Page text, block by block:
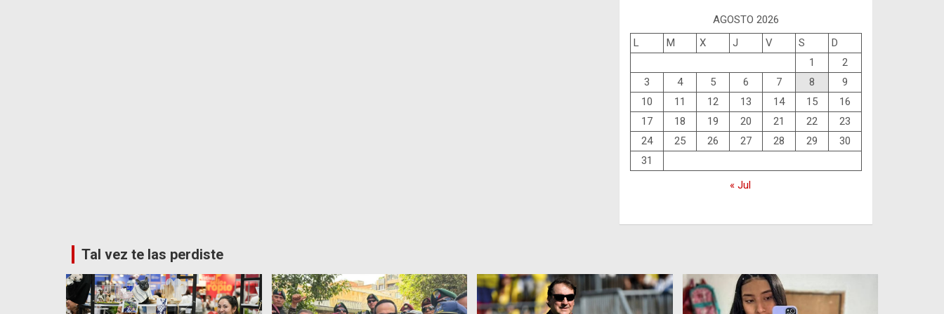
AGOSTO 2026
L
M X J V S
D
1
2
3
4 5 6 7 8
9
10
11 12 13 14 15
16
17
18 19 20 21 22
23
24
25 26 27 28 29
30
31
« Jul
Tal vez te las perdiste